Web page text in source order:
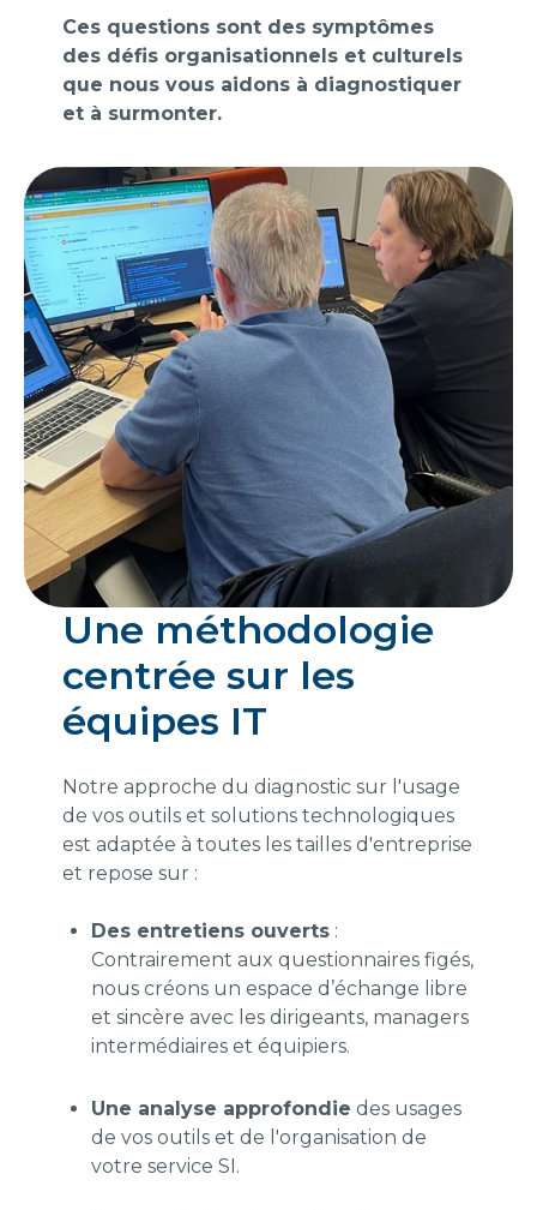
Ces questions sont des symptômes
des défis organisationnels et culturels
que nous vous aidons à diagnostiquer
et à surmonter.
Une méthodologie
centrée sur les
équipes IT
Notre approche du diagnostic sur l'usage
de vos outils et solutions technologiques
est adaptée à toutes les tailles d'entreprise
et repose sur :
Des entretiens ouverts :
Contrairement aux questionnaires figés,
nous créons un espace d’échange libre
et sincère avec les dirigeants, managers
intermédiaires et équipiers.
Une analyse approfondie des usages
de vos outils et de l'organisation de
votre service SI.